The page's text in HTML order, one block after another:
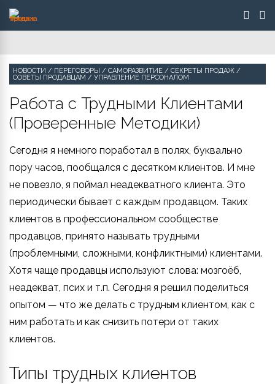
НОВОСТИ / ПЕРЕГОВОРЫ / САМОРАЗВИТИЕ / СЕКРЕТЫ ПРОДАЖ /
СОВЕТЫ ПРОДАВЦАМ / УПРАВЛЕНИЕ ПЕРСОНАЛОМ
Работа с Трудными Клиентами
(Проверенные Методики)
Сегодня я немного поработал в полях, буквально
пору часов, пообщался с десятком клиентов. И мне
не повезло, я поймал неадекватного клиента. Это
периодически бывает с каждым продавцом. Таких
клиентов в профессиональном сообществе
продавцов, принято называть трудными
(проблемными, сложными, конфликтными) клиентами.
Хотя чаще продавцы используют слова: мозгоёб,
неадекват, псих и т.п. Сегодня я решил поделиться
опытом — что же делать с трудным клиентом, как с
ним работать и как снизить потери от таких
клиентов.
Типы трудных клиентов